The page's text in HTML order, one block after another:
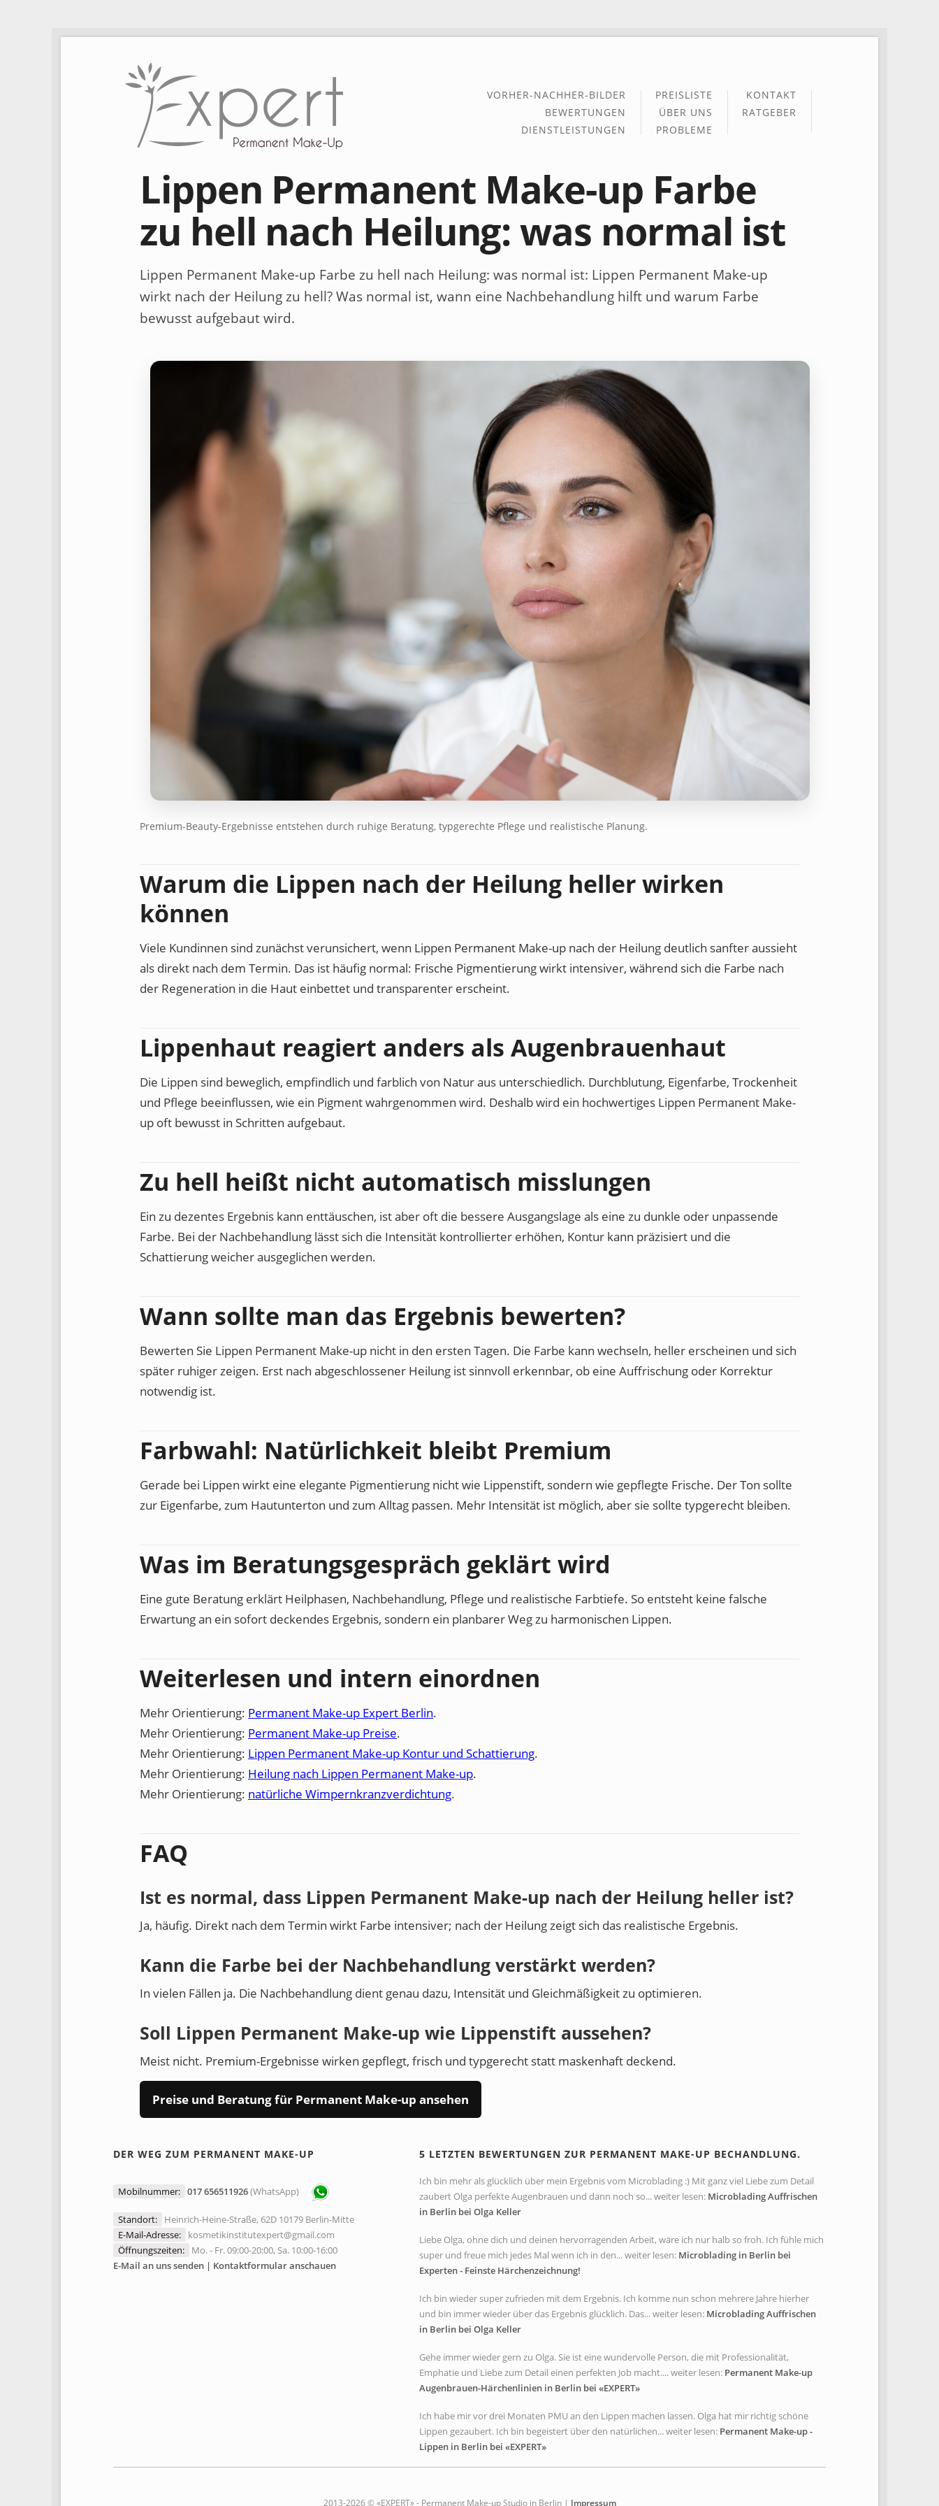
VORHER-NACHHER-BILDER
BEWERTUNGEN
DIENSTLEISTUNGEN
PREISLISTE
ÜBER UNS
PROBLEME
KONTAKT
RATGEBER
Lippen Permanent Make-up Farbe
zu hell nach Heilung: was normal ist
Lippen Permanent Make-up Farbe zu hell nach Heilung: was normal ist: Lippen Permanent Make-up
wirkt nach der Heilung zu hell? Was normal ist, wann eine Nachbehandlung hilft und warum Farbe
bewusst aufgebaut wird.
Premium-Beauty-Ergebnisse entstehen durch ruhige Beratung, typgerechte Pflege und realistische Planung.
Warum die Lippen nach der Heilung heller wirken
können
Viele Kundinnen sind zunächst verunsichert, wenn Lippen Permanent Make-up nach der Heilung deutlich sanfter aussieht
als direkt nach dem Termin. Das ist häufig normal: Frische Pigmentierung wirkt intensiver, während sich die Farbe nach
der Regeneration in die Haut einbettet und transparenter erscheint.
Lippenhaut reagiert anders als Augenbrauenhaut
Die Lippen sind beweglich, empfindlich und farblich von Natur aus unterschiedlich. Durchblutung, Eigenfarbe, Trockenheit
und Pflege beeinflussen, wie ein Pigment wahrgenommen wird. Deshalb wird ein hochwertiges Lippen Permanent Make-
up oft bewusst in Schritten aufgebaut.
Zu hell heißt nicht automatisch misslungen
Ein zu dezentes Ergebnis kann enttäuschen, ist aber oft die bessere Ausgangslage als eine zu dunkle oder unpassende
Farbe. Bei der Nachbehandlung lässt sich die Intensität kontrollierter erhöhen, Kontur kann präzisiert und die
Schattierung weicher ausgeglichen werden.
Wann sollte man das Ergebnis bewerten?
Bewerten Sie Lippen Permanent Make-up nicht in den ersten Tagen. Die Farbe kann wechseln, heller erscheinen und sich
später ruhiger zeigen. Erst nach abgeschlossener Heilung ist sinnvoll erkennbar, ob eine Auffrischung oder Korrektur
notwendig ist.
Farbwahl: Natürlichkeit bleibt Premium
Gerade bei Lippen wirkt eine elegante Pigmentierung nicht wie Lippenstift, sondern wie gepflegte Frische. Der Ton sollte
zur Eigenfarbe, zum Hautunterton und zum Alltag passen. Mehr Intensität ist möglich, aber sie sollte typgerecht bleiben.
Was im Beratungsgespräch geklärt wird
Eine gute Beratung erklärt Heilphasen, Nachbehandlung, Pflege und realistische Farbtiefe. So entsteht keine falsche
Erwartung an ein sofort deckendes Ergebnis, sondern ein planbarer Weg zu harmonischen Lippen.
Weiterlesen und intern einordnen
Mehr Orientierung: Permanent Make-up Expert Berlin.
Mehr Orientierung: Permanent Make-up Preise.
Mehr Orientierung: Lippen Permanent Make-up Kontur und Schattierung.
Mehr Orientierung: Heilung nach Lippen Permanent Make-up.
Mehr Orientierung: natürliche Wimpernkranzverdichtung.
FAQ
Ist es normal, dass Lippen Permanent Make-up nach der Heilung heller ist?
Ja, häufig. Direkt nach dem Termin wirkt Farbe intensiver; nach der Heilung zeigt sich das realistische Ergebnis.
Kann die Farbe bei der Nachbehandlung verstärkt werden?
In vielen Fällen ja. Die Nachbehandlung dient genau dazu, Intensität und Gleichmäßigkeit zu optimieren.
Soll Lippen Permanent Make-up wie Lippenstift aussehen?
Meist nicht. Premium-Ergebnisse wirken gepflegt, frisch und typgerecht statt maskenhaft deckend.
Preise und Beratung für Permanent Make-up ansehen
DER WEG ZUM PERMANENT MAKE-UP
Mobilnummer: 017 656511926(WhatsApp)
Standort:
Heinrich-Heine-Straße, 62D 10179 Berlin-Mitte
E-Mail-Adresse:
kosmetikinstitutexpert@gmail.com
Öffnungszeiten:
Mo. - Fr. 09:00-20:00, Sa. 10:00-16:00
E-Mail an uns senden | Kontaktformular anschauen
5 LETZTEN BEWERTUNGEN ZUR PERMANENT MAKE-UP BECHANDLUNG.
Ich bin mehr als glücklich über mein Ergebnis vom Microblading :) Mit ganz viel Liebe zum Detail
zaubert Olga perfekte Augenbrauen und dann noch so... weiter lesen: Microblading Auffrischen
in Berlin bei Olga Keller
Liebe Olga, ohne dich und deinen hervorragenden Arbeit, wäre ich nur halb so froh. Ich fühle mich
super und freue mich jedes Mal wenn ich in den... weiter lesen: Microblading in Berlin bei
Experten - Feinste Härchenzeichnung!
Ich bin wieder super zufrieden mit dem Ergebnis. Ich komme nun schon mehrere Jahre hierher
und bin immer wieder über das Ergebnis glücklich. Das... weiter lesen: Microblading Auffrischen
in Berlin bei Olga Keller
Gehe immer wieder gern zu Olga. Sie ist eine wundervolle Person, die mit Professionalität,
Emphatie und Liebe zum Detail einen perfekten Job macht.... weiter lesen: Permanent Make-up
Augenbrauen-Härchenlinien in Berlin bei «EXPERT»
Ich habe mir vor drei Monaten PMU an den Lippen machen lassen. Olga hat mir richtig schöne
Lippen gezaubert. Ich bin begeistert über den natürlichen... weiter lesen: Permanent Make-up -
Lippen in Berlin bei «EXPERT»
2013-2026 © «EXPERT» - Permanent Make-up Studio in Berlin | Impressum